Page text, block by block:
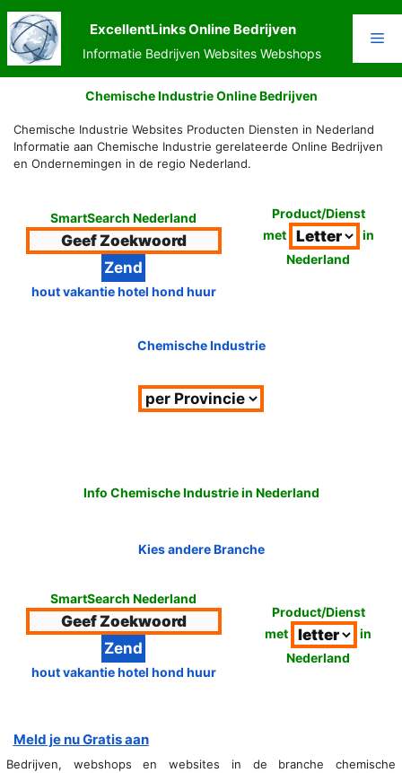
Ga
naar
de
inhoud
ExcellentLinks Online Bedrijven
Informatie Bedrijven Websites Webshops
Chemische Industrie Online Bedrijven
Chemische Industrie Websites Producten Diensten in Nederland
Informatie aan Chemische Industrie gerelateerde Online Bedrijven
en Ondernemingen in de regio Nederland.
SmartSearch Nederland
hout vakantie hotel hond huur
Product/Dienst
met
in
Nederland
Chemische Industrie
Info Chemische Industrie in Nederland
Kies andere Branche
SmartSearch Nederland
hout vakantie hotel hond huur
Product/Dienst
met
in
Nederland
Meld je nu Gratis aan
Bedrijven, webshops en websites in de branche chemische